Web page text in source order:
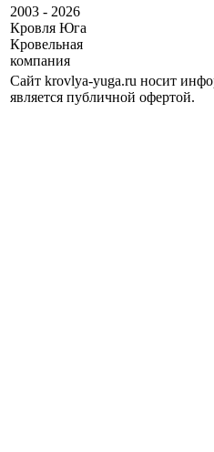
2003 - 2026
Кровля Юга
Кровельная
компания
Сайт krovlya-yuga.ru носит
является публичной офертой.